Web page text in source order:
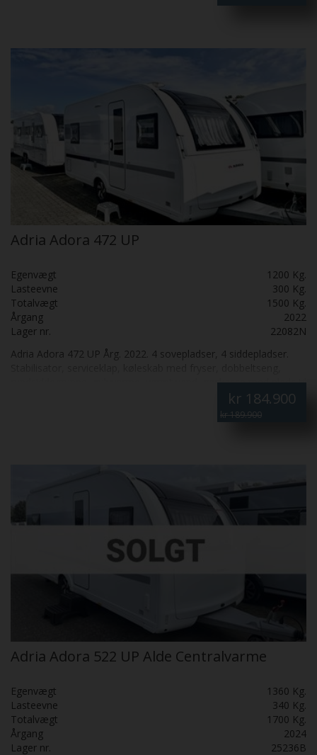
Adria Adora 472 UP
Egenvægt
1200 Kg.
Lasteevne
300 Kg.
Totalvægt
1500 Kg.
Årgang
2022
Lager nr.
22082N
Adria Adora 472 UP Årg. 2022. 4 sovepladser, 4 siddepladser.
rundsiddegruppe, gulvvarme, varmt vand, gaskasse med plads til
2 gasflasker og diverse udstyr, glasfiber tag-sider-forende og
kr 184.900
kr 189.900
Adria Adora 522 UP Alde Centralvarme
Egenvægt
1360 Kg.
Lasteevne
340 Kg.
Totalvægt
1700 Kg.
Årgang
2024
Lager nr.
25236B